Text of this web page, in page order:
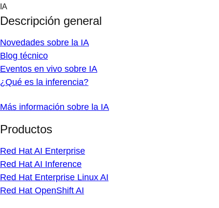
Skip
content
IA
Descripción general
Novedades sobre la IA
Blog técnico
Eventos en vivo sobre IA
¿Qué es la inferencia?
Más información sobre la IA
Productos
Red Hat AI Enterprise
Red Hat AI Inference
Red Hat Enterprise Linux AI
Red Hat OpenShift AI